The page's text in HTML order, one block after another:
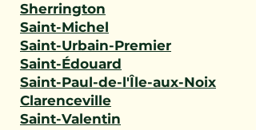
Sherrington
Saint-Michel
Saint-Urbain-Premier
Saint-Édouard
Saint-Paul-de-l'Île-aux-Noix
Clarenceville
Saint-Valentin